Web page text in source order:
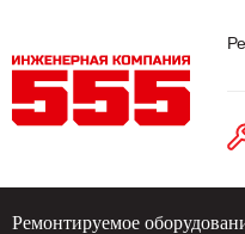
Ремонтируемое